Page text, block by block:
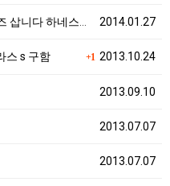
2014.01.27
다 하네스도사요
+1 2013.10.24
스 s 구함
2013.09.10
2013.07.07
2013.07.07